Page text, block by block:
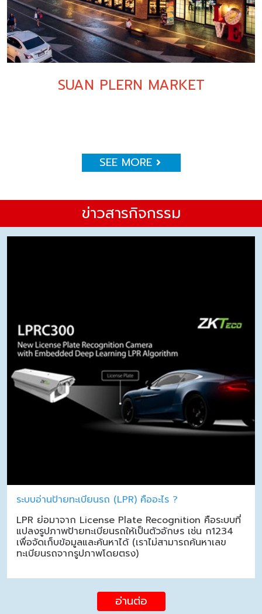
SUAN PLERN MARKET
SEE MORE
ข่าวสารกิจกรรม
ระบบอ่านป้ายทะเบียนรถ (LPR) คืออะไร ?
LPR ย่อมาจาก License Plate Recognition คือระบบที่
แปลงรูปภาพป้ายทะเบียนรถให้เป็นตัวอักษร เช่น ก1234
เพื่อจัดเก็บข้อมูลและค้นหาได้ (เราไม่สามารถค้นหาเลข
ทะเบียนรถจากรูปภาพโดยตรง)
อ่านต่อ